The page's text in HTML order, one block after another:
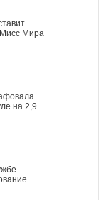
Мира
на 2,9